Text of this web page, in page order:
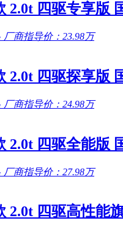
2.0t 四驱专享版
厂商指导价：23.98万
2.0t 四驱探享版
厂商指导价：24.98万
2.0t 四驱全能版
厂商指导价：27.98万
2.0t 四驱高性能